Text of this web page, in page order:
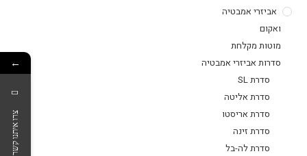
אביזרי אמבטיה
ואקום
מוטות מקלחת
סדרות אביזרי אמבטיה
סדרת SL
סדרת אליטה
סדרת אריסטו
סדרת זינה
סדרת לה-בל
←
צרו איתנו קשר